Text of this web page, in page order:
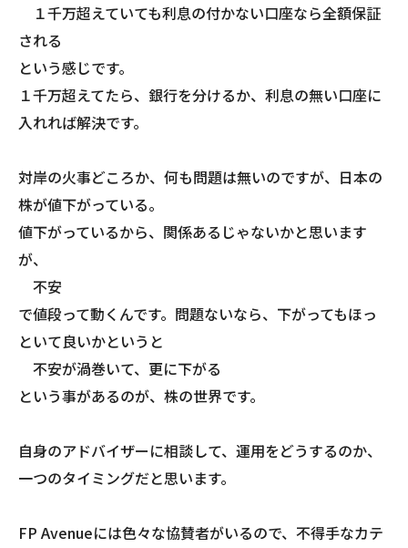
１千万超えていても利息の付かない口座なら全額保証
される
という感じです。
１千万超えてたら、銀行を分けるか、利息の無い口座に
入れれば解決です。
対岸の火事どころか、何も問題は無いのですが、日本の
株が値下がっている。
値下がっているから、関係あるじゃないかと思います
が、
不安
で値段って動くんです。問題ないなら、下がってもほっ
といて良いかというと
不安が渦巻いて、更に下がる
という事があるのが、株の世界です。
自身のアドバイザーに相談して、運用をどうするのか、
一つのタイミングだと思います。
FP Avenueには色々な協賛者がいるので、不得手なカテ